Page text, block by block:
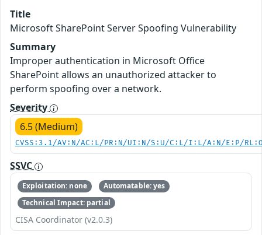
Title
Microsoft SharePoint Server Spoofing Vulnerability
Summary
Improper authentication in Microsoft Office
SharePoint allows an unauthorized attacker to
perform spoofing over a network.
Severity
6.5 (Medium)
CVSS:3.1/AV:N/AC:L/PR:N/UI:N/S:U/C:L/I:L/A:N/E:P/
SSVC
Exploitation: none
Automatable: yes
Technical Impact: partial
CISA Coordinator (v2.0.3)